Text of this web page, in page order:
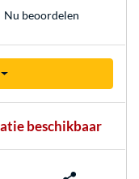
Nu beoordelen
beschikbaar